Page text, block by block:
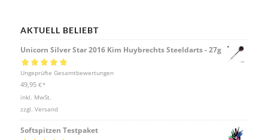
AKTUELL BELIEBT
Unicorn Silver Star 2016 Kim Huybrechts Steeldarts - 27g
Bewertet mit
5.00von 5
Ungeprüfte Gesamtbewertungen
49,95 €*
inkl. MwSt.
zzgl. Versand
Softspitzen Testpaket